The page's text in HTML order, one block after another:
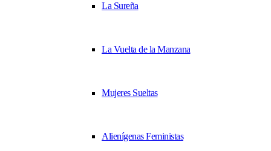
La Sureña
La Vuelta de la Manzana
Mujeres Sueltas
Alienígenas Feministas